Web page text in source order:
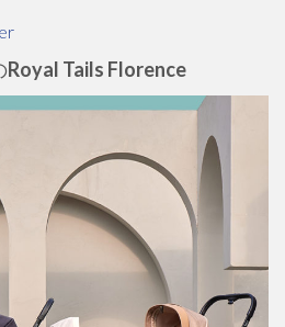
Royal Tails Florence